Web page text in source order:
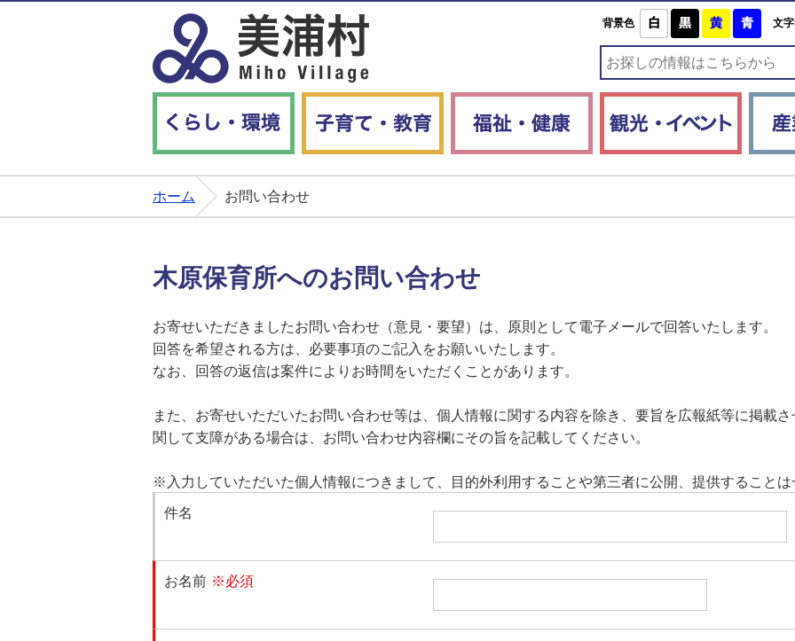
背景色 白 黒 黄 青文
ホーム お問い合わせ
木原保育所へのお問い合わせ
お寄せいただきましたお問い合わせ（意見・要望）は、原則として電子メールで回答いたします。
回答を希望される方は、必要事項のご記入をお願いいたします。
なお、回答の返信は案件によりお時間をいただくことがあります。
また、お寄せいただいたお問い合わせ等は、個人情報に関する内容を除き、要旨を広報紙等に掲載
関して支障がある場合は、お問い合わせ内容欄にその旨を記載してください。
※入力していただいた個人情報につきまして、目的外利用することや第三者に公開、提供すること
件名
お名前 ※必須